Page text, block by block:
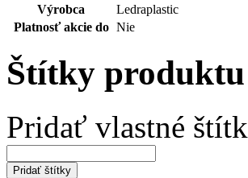
Výrobca
Ledraplastic
Platnosť akcie do Nie
Štítky produktu
Pridať vlastné
Pridať štítky